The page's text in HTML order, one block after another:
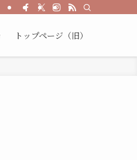
トップページ（旧）